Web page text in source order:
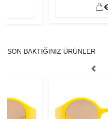
SON BAKTIĞINIZ ÜRÜNLER